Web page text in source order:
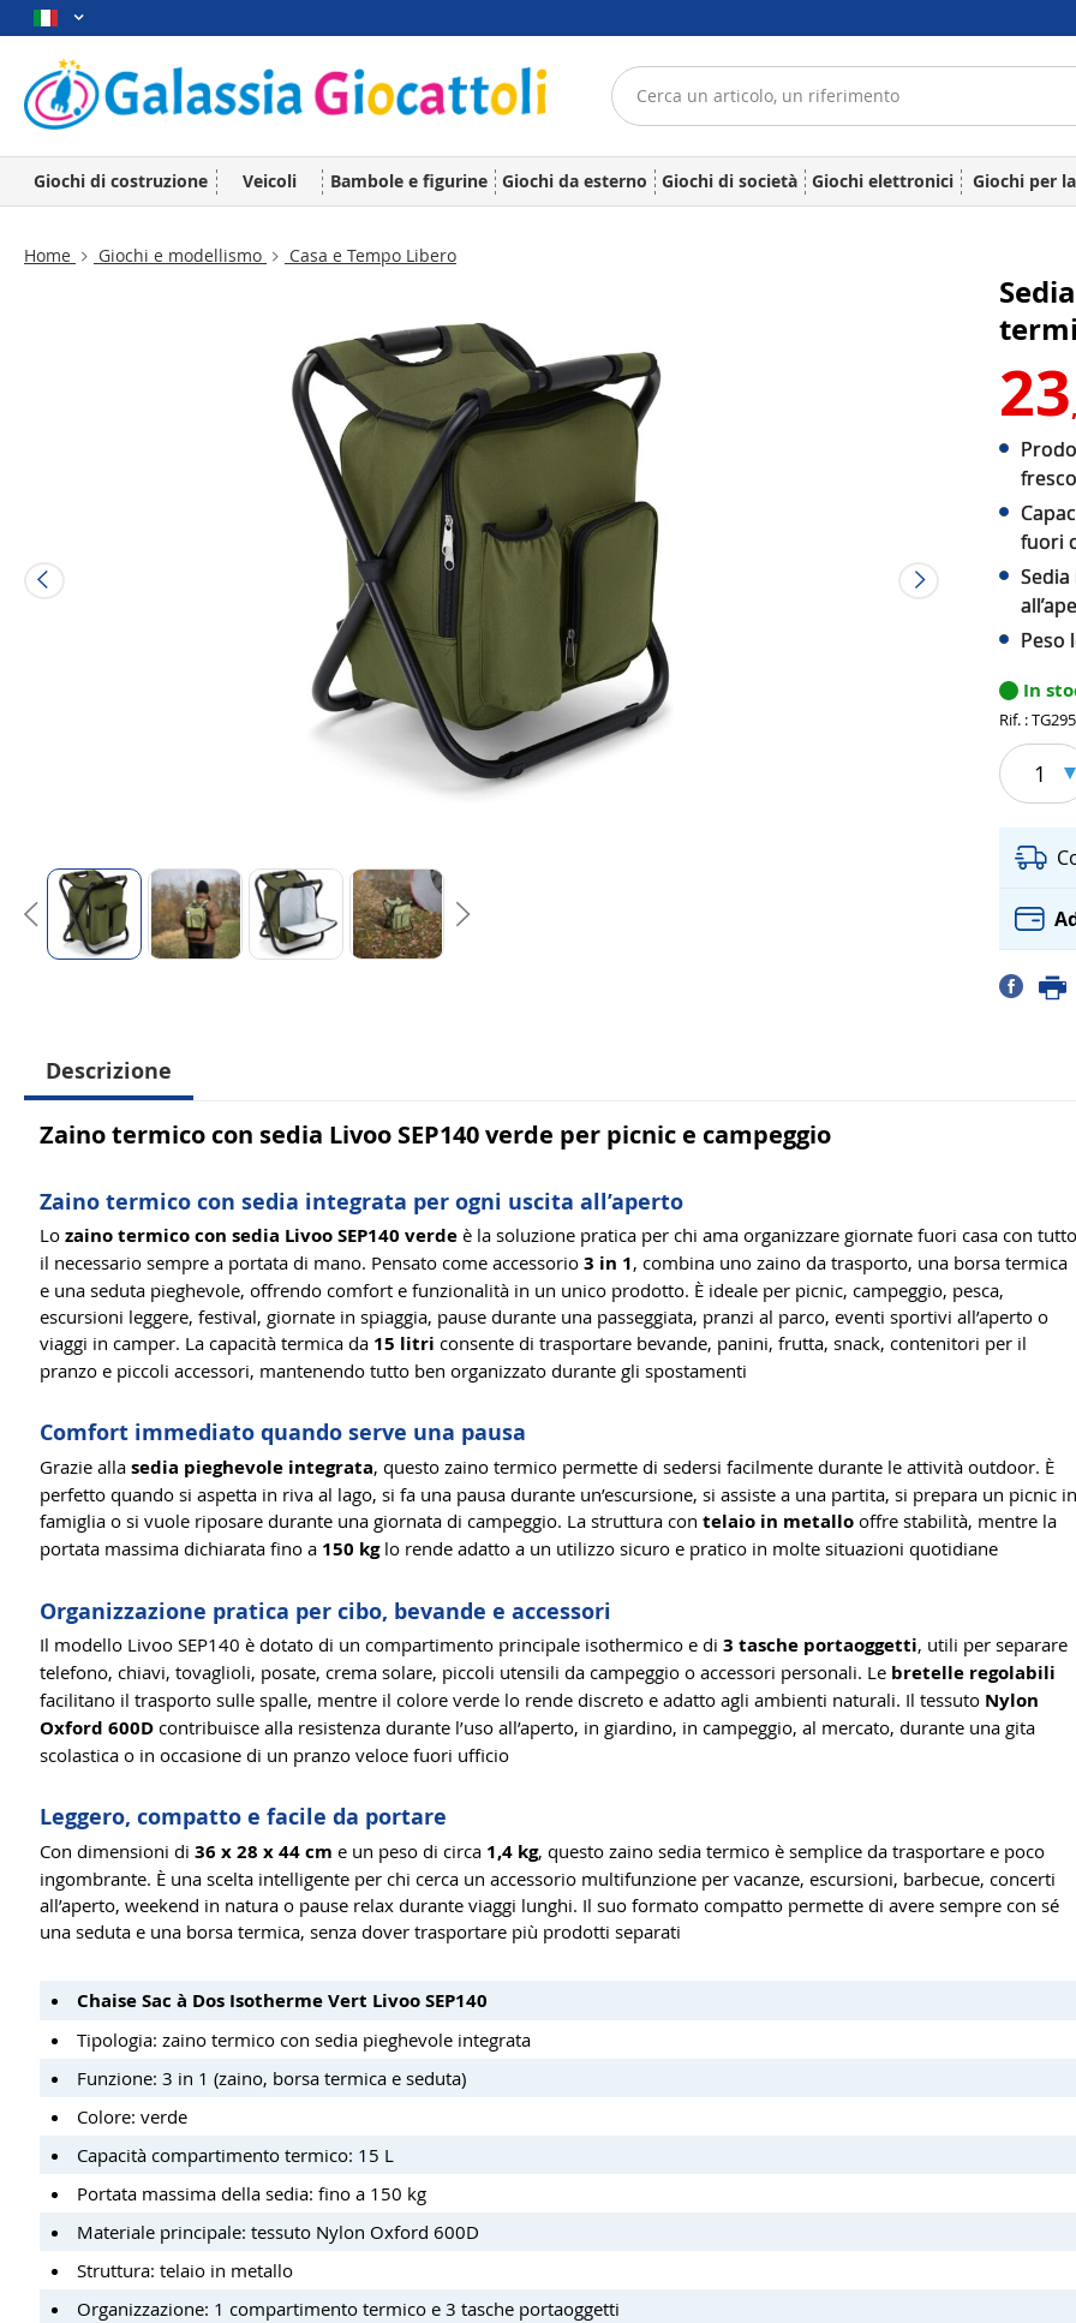
Giochi di costruzione Veicoli Bambole e figurine Giochi da esterno Giochi di società Giochi elettronici Giochi per
Home Giochi e modellismo Casa e Tempo Libero
23
fuori
Peso
In
Rif. :
1
Descrizione
Zaino termico con sedia Livoo SEP140 verde per picnic e campeggio
Zaino termico con sedia integrata per ogni uscita all’aperto
Lo zaino termico con sedia Livoo SEP140 verde è la soluzione pratica per chi ama organizzare giornate fuori casa con tutto
il necessario sempre a portata di mano. Pensato come accessorio 3 in 1, combina uno zaino da trasporto, una borsa termica
e una seduta pieghevole, offrendo comfort e funzionalità in un unico prodotto. È ideale per picnic, campeggio, pesca,
escursioni leggere, festival, giornate in spiaggia, pause durante una passeggiata, pranzi al parco, eventi sportivi all’aperto o
viaggi in camper. La capacità termica da 15 litri consente di trasportare bevande, panini, frutta, snack, contenitori per il
pranzo e piccoli accessori, mantenendo tutto ben organizzato durante gli spostamenti
Comfort immediato quando serve una pausa
Grazie alla sedia pieghevole integrata, questo zaino termico permette di sedersi facilmente durante le attività outdoor. È
perfetto quando si aspetta in riva al lago, si fa una pausa durante un’escursione, si assiste a una partita, si prepara un picnic in
famiglia o si vuole riposare durante una giornata di campeggio. La struttura con telaio in metallo offre stabilità, mentre la
portata massima dichiarata fino a 150 kglo rende adatto a un utilizzo sicuro e pratico in molte situazioni quotidiane
Organizzazione pratica per cibo, bevande e accessori
Il modello Livoo SEP140 è dotato di un compartimento principale isothermico e di 3 tasche portaoggetti, utili per separare
telefono, chiavi, tovaglioli, posate, crema solare, piccoli utensili da campeggio o accessori personali. Le bretelle regolabili
facilitano il trasporto sulle spalle, mentre il colore verde lo rende discreto e adatto agli ambienti naturali. Il tessuto Nylon
Oxford 600D contribuisce alla resistenza durante l’uso all’aperto, in giardino, in campeggio, al mercato, durante una gita
scolastica o in occasione di un pranzo veloce fuori ufficio
Leggero, compatto e facile da portare
Con dimensioni di 36 x 28 x 44 cm e un peso di circa 1,4 kg, questo zaino sedia termico è semplice da trasportare e poco
ingombrante. È una scelta intelligente per chi cerca un accessorio multifunzione per vacanze, escursioni, barbecue, concerti
all’aperto, weekend in natura o pause relax durante viaggi lunghi. Il suo formato compatto permette di avere sempre con sé
una seduta e una borsa termica, senza dover trasportare più prodotti separati
Chaise Sac à Dos Isotherme Vert Livoo SEP140
Tipologia: zaino termico con sedia pieghevole integrata
Funzione: 3 in 1 (zaino, borsa termica e seduta)
Colore: verde
Capacità compartimento termico: 15 L
Portata massima della sedia: fino a 150 kg
Materiale principale: tessuto Nylon Oxford 600D
Struttura: telaio in metallo
Organizzazione: 1 compartimento termico e 3 tasche portaoggetti